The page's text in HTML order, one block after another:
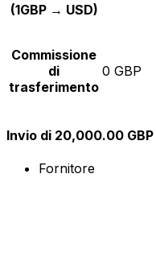
(1GBP → USD)
Commissione
di
trasferimento
0 GBP
Invio di 20,000.00 GBP
Fornitore